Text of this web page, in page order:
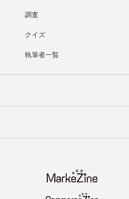
調査
クイズ
執筆者一覧